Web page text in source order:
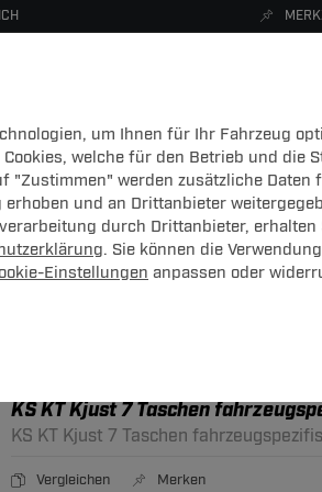
um Ihnen für Ihr Fahrzeug
welche für den Betrieb und die
"Zustimmen" werden zusätzliche Daten
und an Drittanbieter
durch Drittanbieter, erhalten
. Sie können die
Einstellungen anpassen oder
FAHRRADTRÄGER ZUBEHÖR
KS KT Kjust 7 Taschen
KS KT Kjust 7 Taschen
Vergleichen Merken